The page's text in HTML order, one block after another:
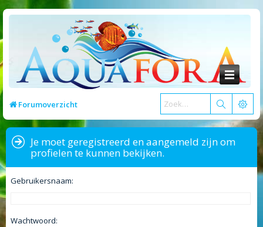
Forumoverzicht
Je moet geregistreerd en aangemeld zijn om
profielen te kunnen bekijken.
Gebruikersnaam:
Wachtwoord: